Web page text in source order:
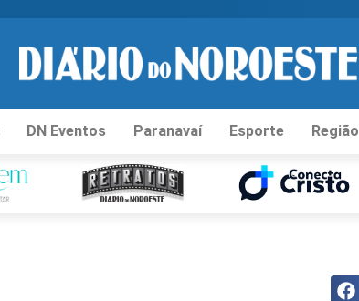
DN Eventos Paranavaí Esporte Região